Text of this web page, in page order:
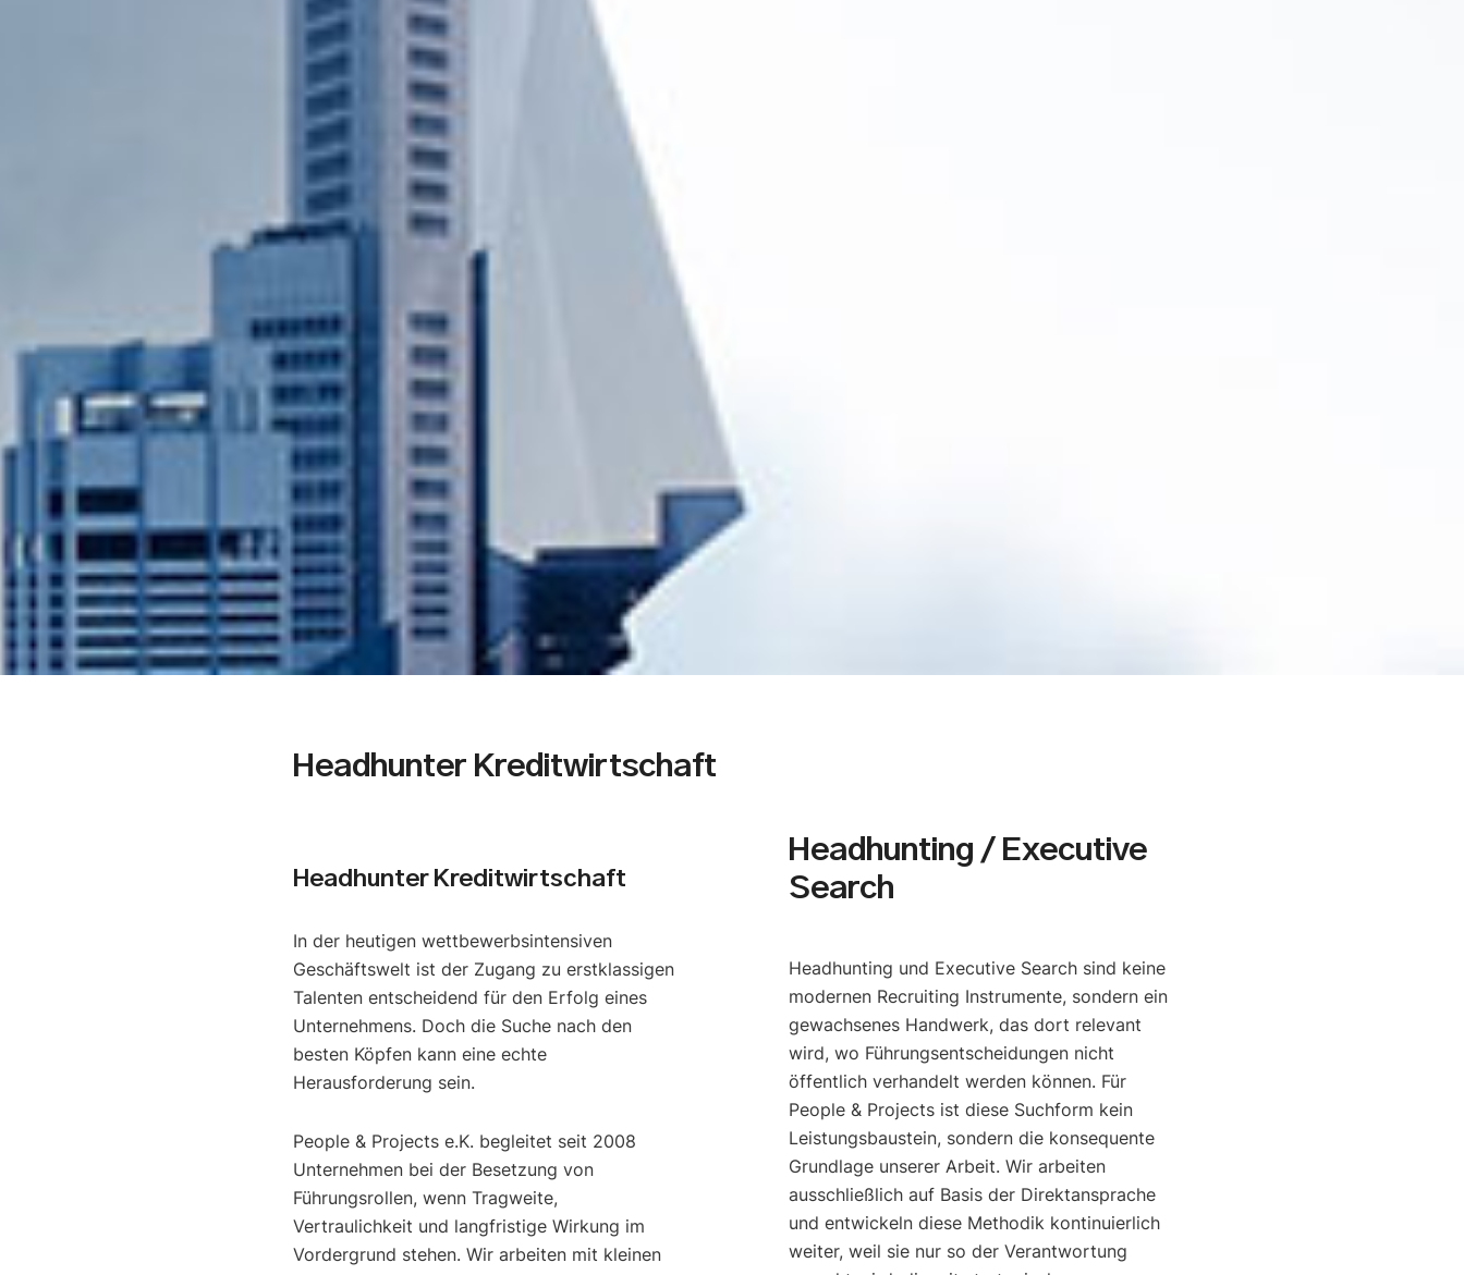
Headhunter Kreditwirtschaft
Headhunter Kreditwirtschaft
In der heutigen wettbewerbsintensiven
Geschäftswelt ist der Zugang zu erstklassigen
Talenten entscheidend für den Erfolg eines
Unternehmens. Doch die Suche nach den
besten Köpfen kann eine echte
Herausforderung sein.
People & Projects e.K. begleitet seit 2008
Unternehmen bei der Besetzung von
Führungsrollen, wenn Tragweite,
Vertraulichkeit und langfristige Wirkung im
Vordergrund stehen. Wir arbeiten mit kleinen
Headhunting / Executive
Search
Headhunting und Executive Search sind keine
modernen Recruiting Instrumente, sondern ein
gewachsenes Handwerk, das dort relevant
wird, wo Führungsentscheidungen nicht
öffentlich verhandelt werden können. Für
People & Projects ist diese Suchform kein
Leistungsbaustein, sondern die konsequente
Grundlage unserer Arbeit. Wir arbeiten
ausschließlich auf Basis der Direktansprache
und entwickeln diese Methodik kontinuierlich
weiter, weil sie nur so der Verantwortung